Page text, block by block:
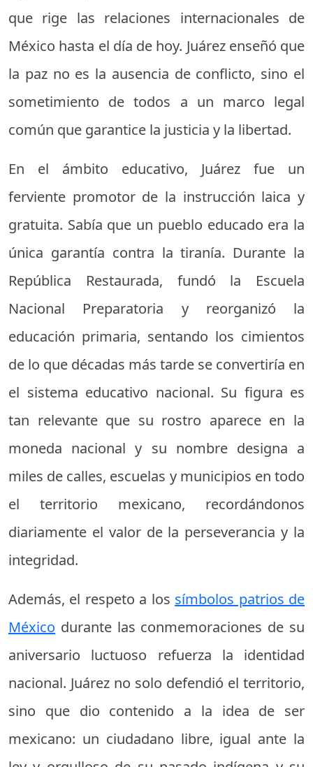
que rige las relaciones internacionales de
México hasta el día de hoy. Juárez enseñó que
la paz no es la ausencia de conflicto, sino el
sometimiento de todos a un marco legal
común que garantice la justicia y la libertad.
En el ámbito educativo, Juárez fue un
ferviente promotor de la instrucción laica y
gratuita. Sabía que un pueblo educado era la
única garantía contra la tiranía. Durante la
República Restaurada, fundó la Escuela
Nacional Preparatoria y reorganizó la
educación primaria, sentando los cimientos
de lo que décadas más tarde se convertiría en
el sistema educativo nacional. Su figura es
tan relevante que su rostro aparece en la
moneda nacional y su nombre designa a
miles de calles, escuelas y municipios en todo
el territorio mexicano, recordándonos
diariamente el valor de la perseverancia y la
integridad.
Además, el respeto a los símbolos patrios de
México durante las conmemoraciones de su
aniversario luctuoso refuerza la identidad
nacional. Juárez no solo defendió el territorio,
sino que dio contenido a la idea de ser
mexicano: un ciudadano libre, igual ante la